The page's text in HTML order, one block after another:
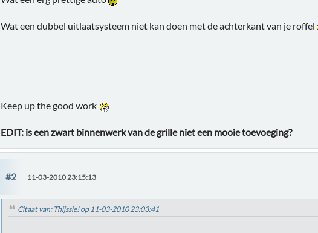
Wat een dubbel uitlaatsysteem niet kan doen met de achterkant van je roffel
Keep up the good work
EDIT: is een zwart binnenwerk van de grille niet een mooie toevoeging?
#2 11-03-2010 23:15:13
Citaat van: Thijssie! op 11-03-2010 23:03:41